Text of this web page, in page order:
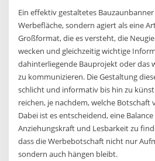
Ein effektiv gestaltetes
Werbefläche, sondern agiert als eine
Großformat, die es versteht, die
wecken und gleichzeitig wichtige
dahinterliegende Bauprojekt oder das
zu kommunizieren. Die Gestaltung
schlicht und informativ bis hin zu
reichen, je nachdem, welche
Dabei ist es entscheidend, eine
Anziehungskraft und Lesbarkeit zu
dass die Werbebotschaft nicht nur
sondern auch hängen bleibt.